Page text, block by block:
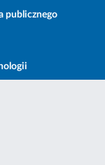
publicznego